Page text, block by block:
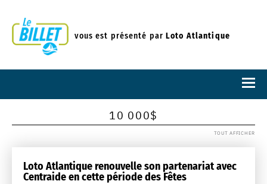
vous est présenté parLoto Atlantique
10 000$
TOUT AFFICHER
Loto Atlantique renouvelle son partenariat avec
Centraide en cette période des Fêtes